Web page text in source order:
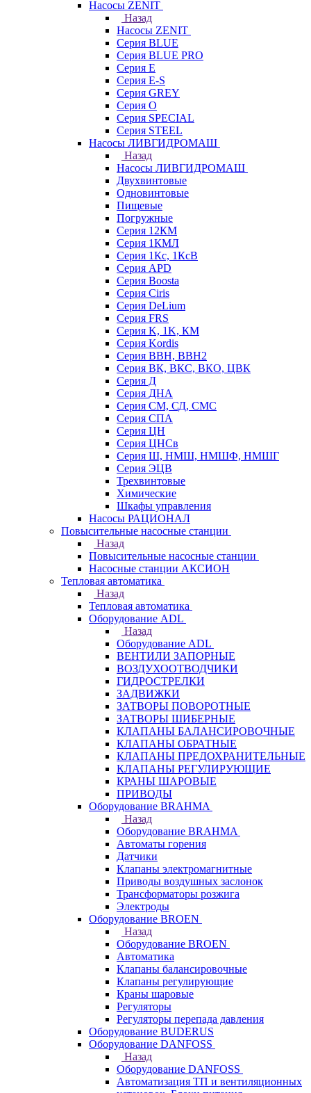
Насосы ZENIT
Назад
Насосы ZENIT
Серия BLUE
Серия BLUE PRO
Серия E
Серия E-S
Серия GREY
Серия O
Серия SPECIAL
Серия STEEL
Насосы ЛИВГИДРОМАШ
Назад
Насосы ЛИВГИДРОМАШ
Двухвинтовые
Одновинтовые
Пищевые
Погружные
Серия 12КМ
Серия 1КМЛ
Серия 1Кс, 1КсВ
Серия APD
Серия Boosta
Серия Ciris
Серия DeLium
Серия FRS
Серия K, 1K, КМ
Серия Kordis
Серия ВВН, ВВН2
Серия ВК, ВКС, ВКО, ЦВК
Серия Д
Серия ДНА
Серия СМ, СД, СМС
Серия СПА
Серия ЦН
Серия ЦНСв
Серия Ш, НМШ, НМШФ, НМШГ
Серия ЭЦВ
Трехвинтовые
Химические
Шкафы управления
Насосы РАЦИОНАЛ
Повысительные насосные станции
Назад
Повысительные насосные станции
Насосные станции АКСИОН
Тепловая автоматика
Назад
Тепловая автоматика
Оборудование ADL
Назад
Оборудование ADL
ВЕНТИЛИ ЗАПОРНЫЕ
ВОЗДУХООТВОДЧИКИ
ГИДРОСТРЕЛКИ
ЗАДВИЖКИ
ЗАТВОРЫ ПОВОРОТНЫЕ
ЗАТВОРЫ ШИБЕРНЫЕ
КЛАПАНЫ БАЛАНСИРОВОЧНЫЕ
КЛАПАНЫ ОБРАТНЫЕ
КЛАПАНЫ ПРЕДОХРАНИТЕЛЬНЫЕ
КЛАПАНЫ РЕГУЛИРУЮЩИЕ
КРАНЫ ШАРОВЫЕ
ПРИВОДЫ
Оборудование BRAHMA
Назад
Оборудование BRAHMA
Автоматы горения
Датчики
Клапаны электромагнитные
Приводы воздушных заслонок
Трансформаторы розжига
Электроды
Оборудование BROEN
Назад
Оборудование BROEN
Автоматика
Клапаны балансировочные
Клапаны регулирующие
Краны шаровые
Регуляторы
Регуляторы перепада давления
Оборудование BUDERUS
Оборудование DANFOSS
Назад
Оборудование DANFOSS
Автоматизация ТП и вентиляционных